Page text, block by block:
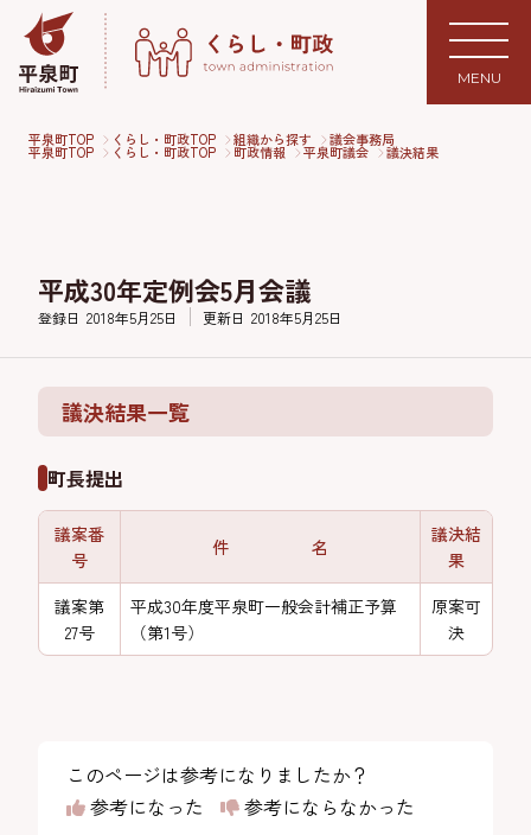
MENU
平泉町TOP くらし・町政TOP 組織から探す 議会事務局
平泉町TOP くらし・町政TOP 町政情報 平泉町議会 議決結果
平成30年定例会5月会議
登録日 2018年5月25日 更新日 2018年5月25日
議決結果一覧
町長提出
議案番
号
件 名
議決結
果
議案第
27号
平成30年度平泉町一般会計補正予算
（第1号）
原案可
決
このページは参考になりましたか？
参考になった
参考にならなかった